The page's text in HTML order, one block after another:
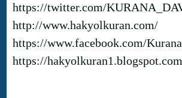
https://twitter.com/
http://www.hakyolkuran.com/
https://www.facebook.com/
https://